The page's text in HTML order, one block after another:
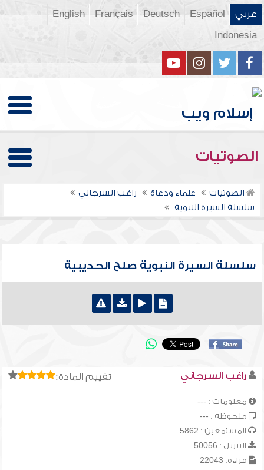
عربي Español
Deutsch
Français
English
Indonesia
الصوتيات
الصوتيات علماء ودعاة
راغب السرجاني
سلسلة السيرة النبوية
سلسلة السيرة النبوية صلح الحديبية
تقييم المادة: راغب السرجاني
معلومات : ---
ملحوظة : ---
المستمعين : 5862
التنزيل : 50056
قراءة: 22043